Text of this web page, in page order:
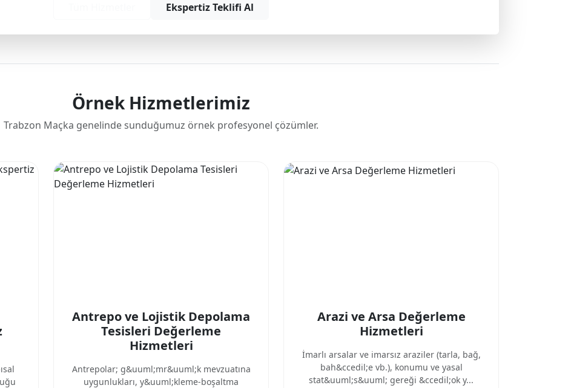
Ekspertiz Teklifi Al
Örnek Hizmetlerimiz
Trabzon Maçka genelinde sunduğumuz örnek profesyonel çözümler.
Antrepo ve Lojistik Depolama
Tesisleri Değerleme
Hizmetleri
Antrepolar; g&uuml;mr&uuml;k mevzuatına
uygunlukları, y&uuml;kleme-boşaltma
Arazi ve Arsa Değerleme
Hizmetleri
İmarlı arsalar ve imarsız araziler (tarla, bağ,
bah&ccedil;e vb.), konumu ve yasal
stat&uuml;s&uuml; gereği &ccedil;ok y...